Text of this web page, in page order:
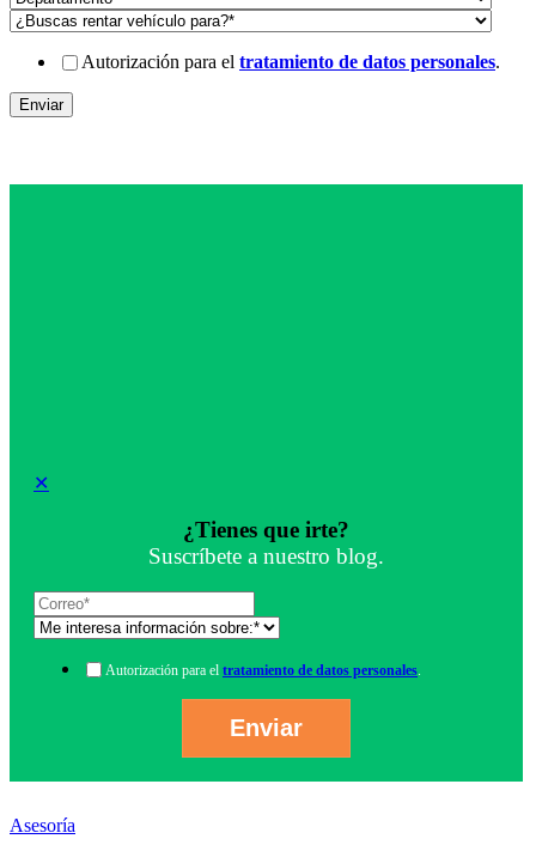
Autorización para el tratamiento de datos personales.
✕
¿Tienes que irte?
Suscríbete a nuestro blog.
Autorización para el tratamiento de datos personales.
Asesoría